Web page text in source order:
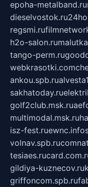
epoha-metalband.ru
dieselvostok.ru
regsmi.ru
h2o-salon.ru
tango-perm.ru
webkrasotki.com
ankou.spb.ru
sakhatoday.ru
golf2club.msk.ru
multimodal.msk.ru
isz-fest.ruewnc.info
volnav.spb.ru
tesiaes.ru
gildiya-kuznecov.ru
griffoncom.spb.ru